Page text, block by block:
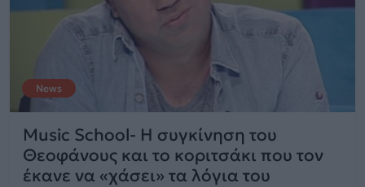
News
Music School- Η συγκίνηση του
Θεοφάνους και το κοριτσάκι που τον
έκανε να «χάσει» τα λόγια του